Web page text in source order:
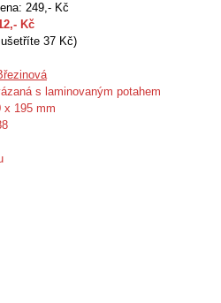
249,- Kč
,- Kč
37 Kč)
s laminovaným potahem
x 195 mm